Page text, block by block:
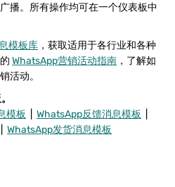
播。所有操作均可在一个仪表板中
模板库 ，获取适用于各行业和各种
WhatsApp营销活动指南 ，了解如
活动。
模板
WhatsApp反馈消息模板
WhatsApp发货消息模板